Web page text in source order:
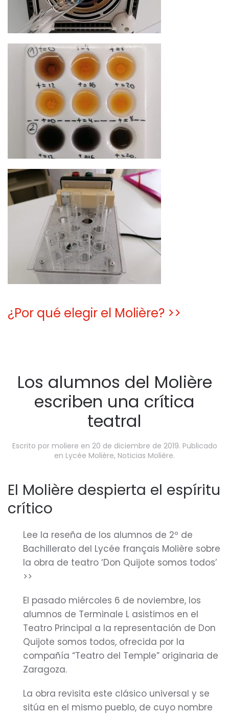
¿Por qué elegir el Molière? >>
Los alumnos del Molière
escriben una crítica
teatral
Escrito por moliere en 20 de diciembre de 2019. Publicado
en Lycée Molière, Noticias Molière.
El Molière despierta el espíritu
crítico
Lee la reseña de los alumnos de 2º de
Bachillerato del Lycée français Molière sobre
la obra de teatro ‘Don Quijote somos todos’
>>
El pasado miércoles 6 de noviembre, los
alumnos de Terminale L asistimos en el
Teatro Principal a la representación de Don
Quijote somos todos, ofrecida por la
compañía “Teatro del Temple” originaria de
Zaragoza.
La obra revisita este clásico universal y se
sitúa en el mismo pueblo, de cuyo nombre